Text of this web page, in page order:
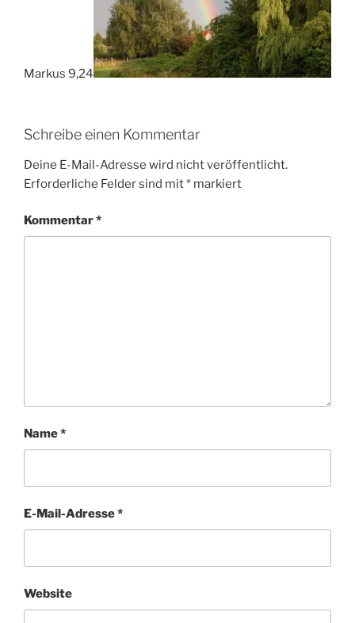
Markus 9,24
Schreibe einen Kommentar
Deine E-Mail-Adresse wird nicht veröffentlicht.
Erforderliche Felder sind mit* markiert
Kommentar*
Name*
E-Mail-Adresse*
Website